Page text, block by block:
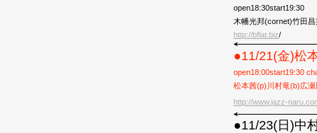
open18:30start19:30
木幡光邦(cornet)竹田
http://bflat.biz/
●11/21(金)松
open18:00start19:30
松本茜(p)川村竜(b)広
http://www.jazz-
●11/23(日)中